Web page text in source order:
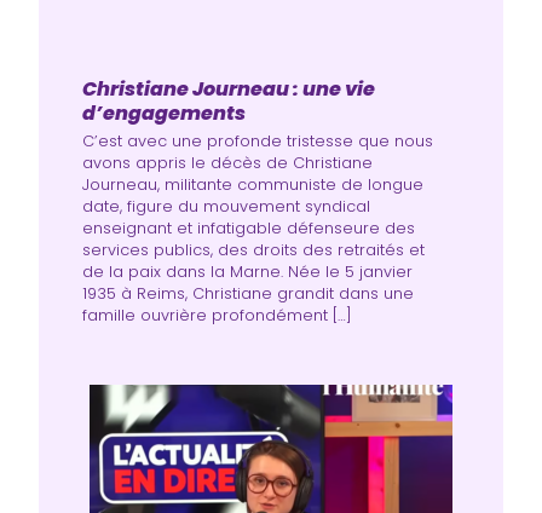
Christiane Journeau : une vie
d’engagements
C’est avec une profonde tristesse que nous
avons appris le décès de Christiane
Journeau, militante communiste de longue
date, figure du mouvement syndical
enseignant et infatigable défenseure des
services publics, des droits des retraités et
de la paix dans la Marne. Née le 5 janvier
1935 à Reims, Christiane grandit dans une
famille ouvrière profondément […]